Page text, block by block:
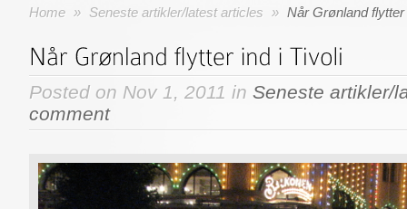
Home » Seneste artikler/latest articles » Når Grønland flytter
Posted on Nov 1, 2011 in Seneste artikler/
comment